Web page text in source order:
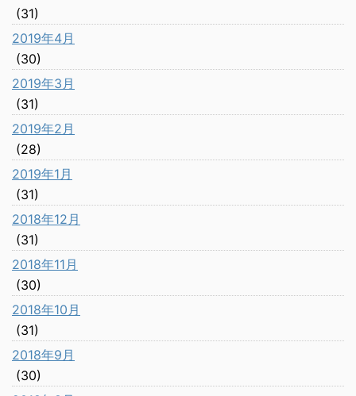
(31)
2019年4月
(30)
2019年3月
(31)
2019年2月
(28)
2019年1月
(31)
2018年12月
(31)
2018年11月
(30)
2018年10月
(31)
2018年9月
(30)